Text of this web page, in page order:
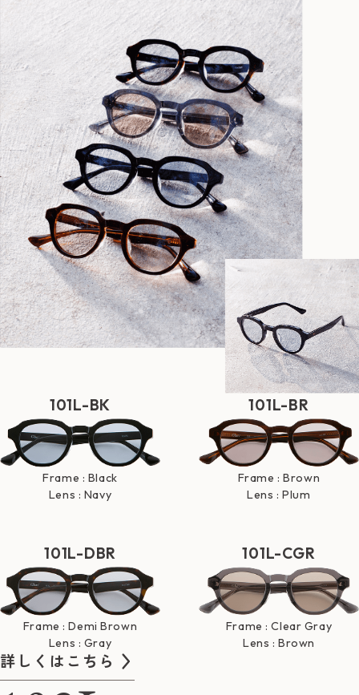
101L-BK
Frame : Black
Lens : Navy
101L-BR
Frame : Brown
Lens : Plum
101L-DBR
Frame : Demi Brown
Lens : Gray
101L-CGR
Frame : Clear Gray
Lens : Brown
詳しくはこちら